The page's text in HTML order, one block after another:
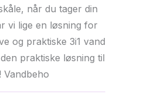
pris
er:
kr. 169,15.
når du tager din
vi lige en løsning for
og praktiske 3i1 vand
praktiske løsning til
Vandbeho